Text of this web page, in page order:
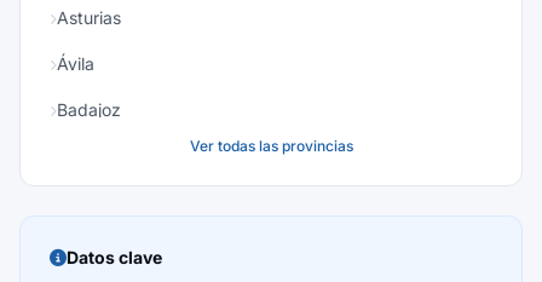
Asturias
Ávila
Badajoz
Burgos
Ver todas las provincias
Datos clave